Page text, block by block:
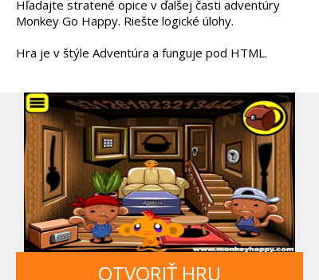
Hľadajte stratené opice v ďalšej časti adventúry
Monkey Go Happy. Riešte logické úlohy.
Hra je v štýle Adventúra a funguje pod HTML.
OTVORIŤ HRU